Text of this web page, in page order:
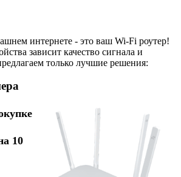
интернете - это ваш Wi-Fi роутер!
зависит качество сигнала и
только лучшие решения:
10